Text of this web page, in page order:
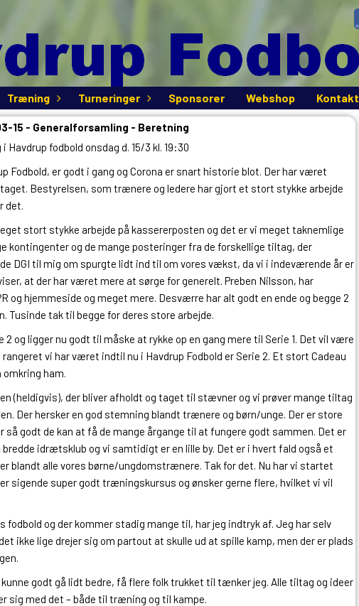
Træning Turneringer Sponsorer Webshop Kontakt
15 - Generalforsamling - Beretning
fodbold onsdag d. 15/3 kl. 19:30
Fodbold, er godt i gang og Corona er snart historie blot. Der har været
Bestyrelsen, som trænere og ledere har gjort et stort stykke arbejde
det.
stort stykke arbejde på kassererposten og det er vi meget taknemlige
kontingenter og de mange posteringer fra de forskellige tiltag, der
DGI til mig om spurgte lidt ind til om vores vækst, da vi i indeværende år er
at der har været mere at sørge for generelt. Preben Nilsson, har
og hjemmeside og meget mere. Desværre har alt godt en ende og begge 2
Tusinde tak til begge for deres store arbejde.
og ligger nu godt til måske at rykke op en gang mere til Serie 1. Det vil være
vi har været indtil nu i Havdrup Fodbold er Serie 2. Et stort Cadeau
ham.
(heldigvis), der bliver afholdt og taget til stævner og vi prøver mange tiltag
Der hersker en god stemning blandt trænere og børn/unge. Der er store
så godt de kan at få de mange årgange til at fungere godt sammen. Det er
bredde idrætsklub og vi samtidigt er en lille by. Det er i hvert fald også et
blandt alle vores børne/ungdomstrænere. Tak for det. Nu har vi startet
sigende super godt træningskursus og ønsker gerne flere, hvilket vi vil
og der kommer stadig mange til, har jeg indtryk af. Jeg har selv
ikke lige drejer sig om partout at skulle ud at spille kamp, men der er plads
godt gå lidt bedre, få flere folk trukket til tænker jeg. Alle tiltag og ideer
sig med det – både til træning og til kampe.